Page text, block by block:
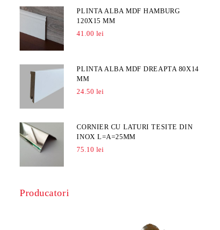
PLINTA ALBA MDF HAMBURG
120X15 MM
41.00 lei
PLINTA ALBA MDF DREAPTA 80X14
MM
24.50 lei
CORNIER CU LATURI TESITE DIN
INOX L=A=25MM
75.10 lei
Producatori